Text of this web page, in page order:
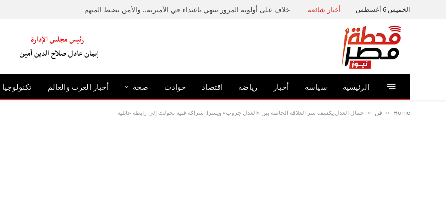
الخميس 6 أغسطس أخبار شائعة خلاف على أولوية المرور ينتهي باعتداء في الأميرية.. والأمن يضبط المتهم
الرئيسية سياسة أخبار رياضة اقتصاد حوادث صحة أخبار العرب والعالم تكنولوجيا
Home
» فن » جمال العدل يكشف سر العلاقة الخاصة بين «العدل جروب» ويسرا: شراكة فنية تحولت إلى رابطة عائلية